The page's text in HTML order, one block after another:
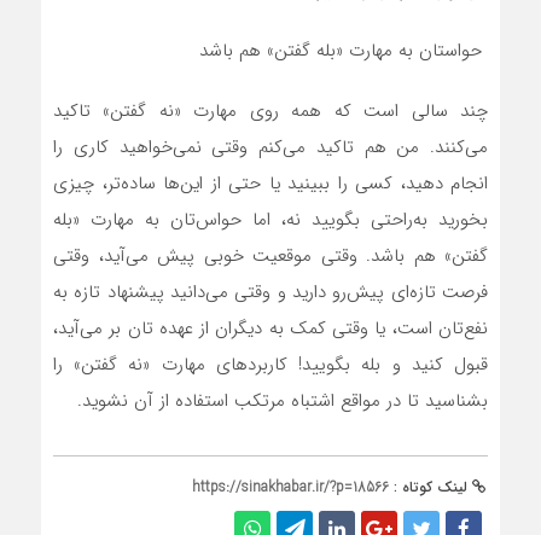
حواستان به مهارت «بله گفتن» هم باشد
چند سالی است که همه روی مهارت «نه گفتن» تاکید
می‌کنند. من هم تاکید می‌کنم وقتی نمی‌خواهید کاری را
انجام دهید، کسی را ببینید یا حتی از این‌ها ساده‌تر، چیزی
بخورید به‌راحتی بگویید نه، اما حواس‌تان به مهارت «بله
گفتن» هم باشد. وقتی موقعیت خوبی پیش می‌آید، وقتی
فرصت تازه‌ای پیش‌رو دارید و وقتی می‌دانید پیشنهاد تازه به
نفع‌تان است، یا وقتی کمک به دیگران از عهده تان بر می‌آید،
قبول کنید و بله بگویید! کاربرد‌های مهارت «نه گفتن» را
بشناسید تا در مواقع اشتباه مرتکب استفاده از آن نشوید.
لینک کوتاه : https://sinakhabar.ir/?p=18566